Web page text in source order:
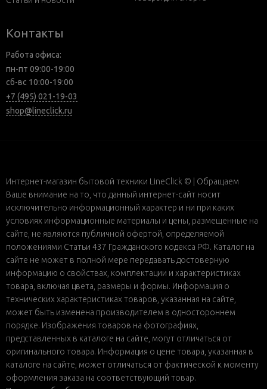
Контакты
Работа офиса:
пн-пт 09:00-19:00
сб-вс 10:00-19:00
+7 (495) 021-19-03
shop@lineclick.ru
Интернет-магазин бытовой техники LineClick © | Обращаем
Ваше внимание на то, что данный интернет-сайт носит
исключительно информационный характер и ни при каких
условиях информационные материалы и цены, размещенные на
сайте, не являются публичной офертой, определяемой
положениями Статьи 437 Гражданского кодекса РФ. Каталог на
сайте не может в полной мере передавать достоверную
информацию о свойствах, комплектации и характеристиках
товара, включая цвета, размеры и формы. Информация о
технических характеристиках товаров, указанная на сайте,
может быть изменена производителем в одностороннем
порядке. Изображения товаров на фотографиях,
представленных в каталоге на сайте, могут отличаться от
оригинального товара. Информация о цене товара, указанная в
каталоге на сайте, может отличаться от фактической к моменту
оформления заказа на соответствующий товар.